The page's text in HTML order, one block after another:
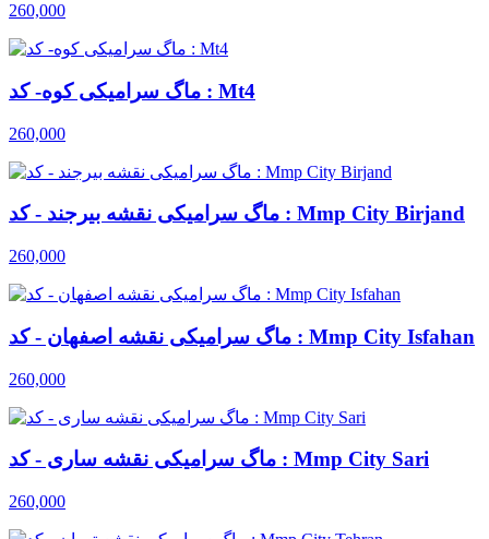
260,000
ماگ سرامیکی کوه- کد : Mt4
260,000
ماگ سرامیکی نقشه بیرجند - کد : Mmp City Birjand
260,000
ماگ سرامیکی نقشه اصفهان - کد : Mmp City Isfahan
260,000
ماگ سرامیکی نقشه ساری - کد : Mmp City Sari
260,000